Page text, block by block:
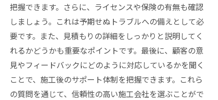
成功へ導くためのリーダーシップの役割
プロジェクトチームとの連携強化の方法
効果的な進捗管理と課題解決の手法
リフォームにおける顧客との信頼構築
プロジェクト完了後のフォローアップと評
価
把握できます。さらに、ライセンスや保険の有無も確認
しましょう。これは予期せぬトラブルへの備えとして必
要です。また、見積もりの詳細をしっかりと説明してく
れるかどうかも重要なポイントです。最後に、顧客の意
見やフィードバックにどのように対応しているかを聞く
ことで、施工後のサポート体制を把握できます。これら
の質問を通じて、信頼性の高い施工会社を選ぶことがで